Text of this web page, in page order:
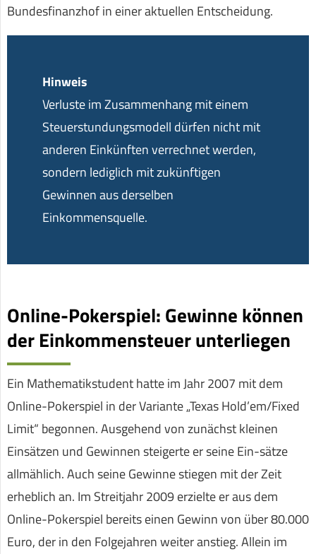
Bundesfinanzhof in einer aktuellen Entscheidung.
Hinweis
Verluste im Zusammenhang mit einem
Steuerstundungsmodell dürfen nicht mit
anderen Einkünften verrechnet werden,
sondern lediglich mit zukünftigen
Gewinnen aus derselben
Einkommensquelle.
Online-Pokerspiel: Gewinne können
der Einkommensteuer unterliegen
Ein Mathematikstudent hatte im Jahr 2007 mit dem
Online-Pokerspiel in der Variante „Texas Hold’em/Fixed
Limit“ begonnen. Ausgehend von zunächst kleinen
Einsätzen und Gewinnen steigerte er seine Ein-sätze
allmählich. Auch seine Gewinne stiegen mit der Zeit
erheblich an. Im Streitjahr 2009 erzielte er aus dem
Online-Pokerspiel bereits einen Gewinn von über 80.000
Euro, der in den Folgejahren weiter anstieg. Allein im